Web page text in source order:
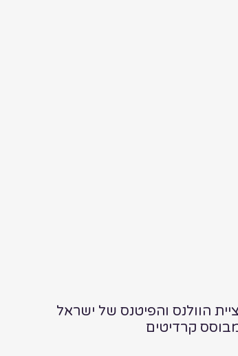
הוולנס והפיטנס של ישראל